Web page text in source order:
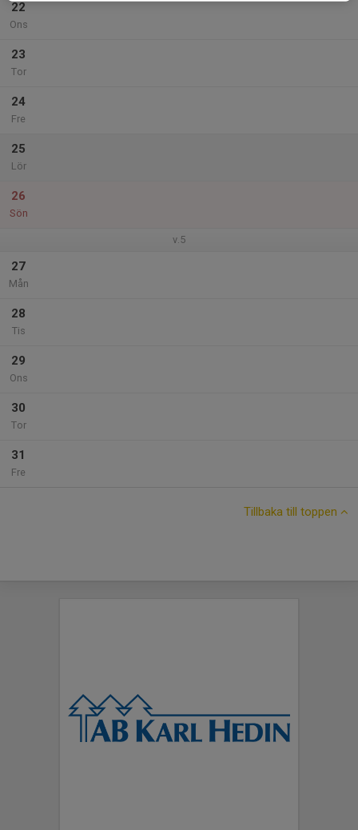
22
Ons
23
Tor
24
Fre
25
Lör
26
Sön
v.5
27
Mån
28
Tis
29
Ons
30
Tor
31
Fre
Tillbaka till toppen